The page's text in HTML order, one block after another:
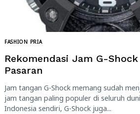
FASHION PRIA
Rekomendasi Jam G-
Pasaran
Jam tangan G-Shock memang sudah
jam tangan paling populer di seluruh
Indonesia sendiri, G-Shock juga...